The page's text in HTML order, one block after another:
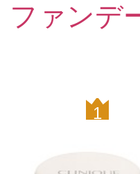
感じた効能：
購入品：アメ
購入色：（ウ
ブラシで幾度
い仕上がりで
れいな肌に見
ファンデ
1